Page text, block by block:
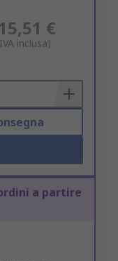
€
inclusa)
a partire